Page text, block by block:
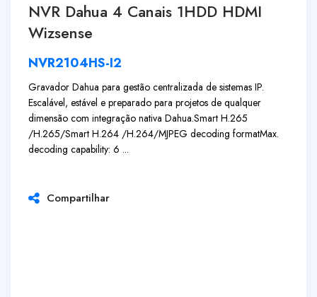
NVR Dahua 4 Canais 1HDD HDMI
Wizsense
NVR2104HS-I2
Gravador Dahua para gestão centralizada de sistemas IP.
Escalável, estável e preparado para projetos de qualquer
dimensão com integração nativa Dahua.Smart H.265
/H.265/Smart H.264 /H.264/MJPEG decoding formatMax.
decoding capability: 6 ...
Compartilhar